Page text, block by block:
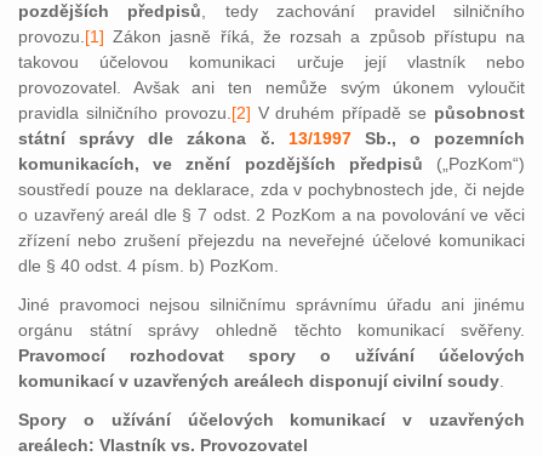
pozdějších předpisů , tedy zachování pravidel silničního
provozu [1] Zákon jasně říká, že rozsah a způsob přístupu na
takovou účelovou komunikaci určuje její vlastník nebo
provozovatel. Avšak ani ten nemůže svým úkonem vyloučit
pravidla silničního provozu. [2] Vdruhém případě se působnost
státní správy dle zákona č. 13/1997Sb., o pozemních
komunikacích, ve znění pozdějších předpisů („PozKom“)
soustředí pouze na deklarace, zda v pochybnostech jde, či nejde
o uzavřený areál dle § 7 odst. 2 PozKom a na povolování ve věci
zřízení nebo zrušení přejezdu na neveřejné účelové komunikaci
dle § 40 odst. 4 písm. b) PozKom.
Jiné pravomoci nejsou silničnímu správnímu úřadu ani jinému
orgánu státní správy ohledně těchto komunikací
svěřeny.
Pravomocí rozhodovat spory o užívání účelových
komunikací v uzavřených areálech disponují civilní soudy
Spory o užívání účelových komunikací v uzavřených
areálech: Vlastník vs. Provozovatel